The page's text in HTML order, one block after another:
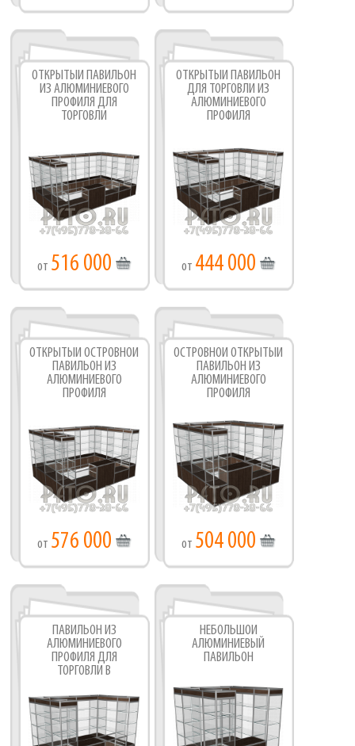
ОТКРЫТЫЙ ПАВИЛЬОН
ИЗ АЛЮМИНИЕВОГО
ПРОФИЛЯ ДЛЯ
ТОРГОВЛИ
от 516 000
ОТКРЫТЫЙ ПАВИЛЬОН
ДЛЯ ТОРГОВЛИ ИЗ
АЛЮМИНИЕВОГО
ПРОФИЛЯ
от 444 000
ОТКРЫТЫЙ ОСТРОВНОЙ
ПАВИЛЬОН ИЗ
АЛЮМИНИЕВОГО
ПРОФИЛЯ
от 576 000
ОСТРОВНОЙ ОТКРЫТЫЙ
ПАВИЛЬОН ИЗ
АЛЮМИНИЕВОГО
ПРОФИЛЯ
от 504 000
ПАВИЛЬОН ИЗ
АЛЮМИНИЕВОГО
ПРОФИЛЯ ДЛЯ
ТОРГОВЛИ В
НЕБОЛЬШОЙ
АЛЮМИНИЕВЫЙ
ПАВИЛЬОН